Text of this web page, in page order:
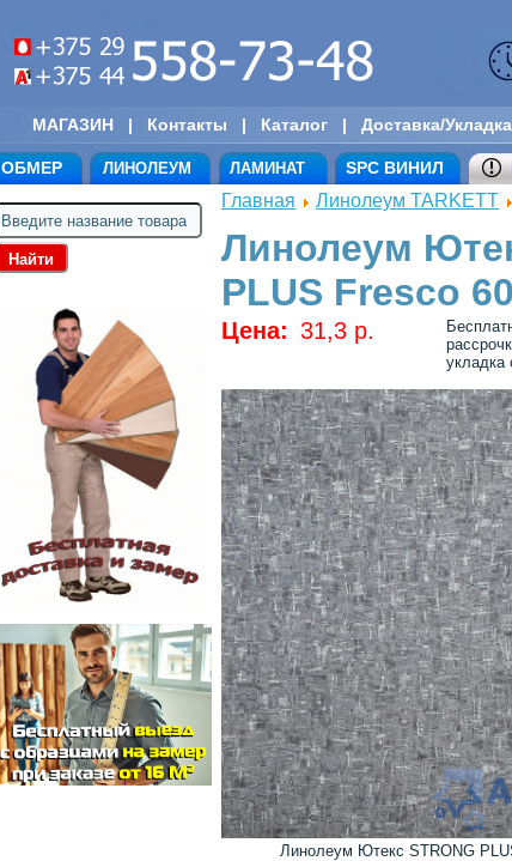
МАГАЗИН | Контакты | Каталог | Доставка/
ОБМЕР ЛИНОЛЕУМ ЛАМИНАТ SPC ВИНИЛ
Главная Линолеум TARKETT
Линолеум
PLUS Fresco
укладка
Цена: 31,3 p.
Линолеум Ютекс STRONG